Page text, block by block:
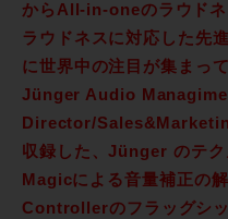
からAll-in-oneのラウドネ
ラウドネスに対応した先
に世界中の注目が集まっ
Jünger Audio
Director/
収録した、Jünger のテ
Magicによる音量補正の
Controllerのフラッグシ